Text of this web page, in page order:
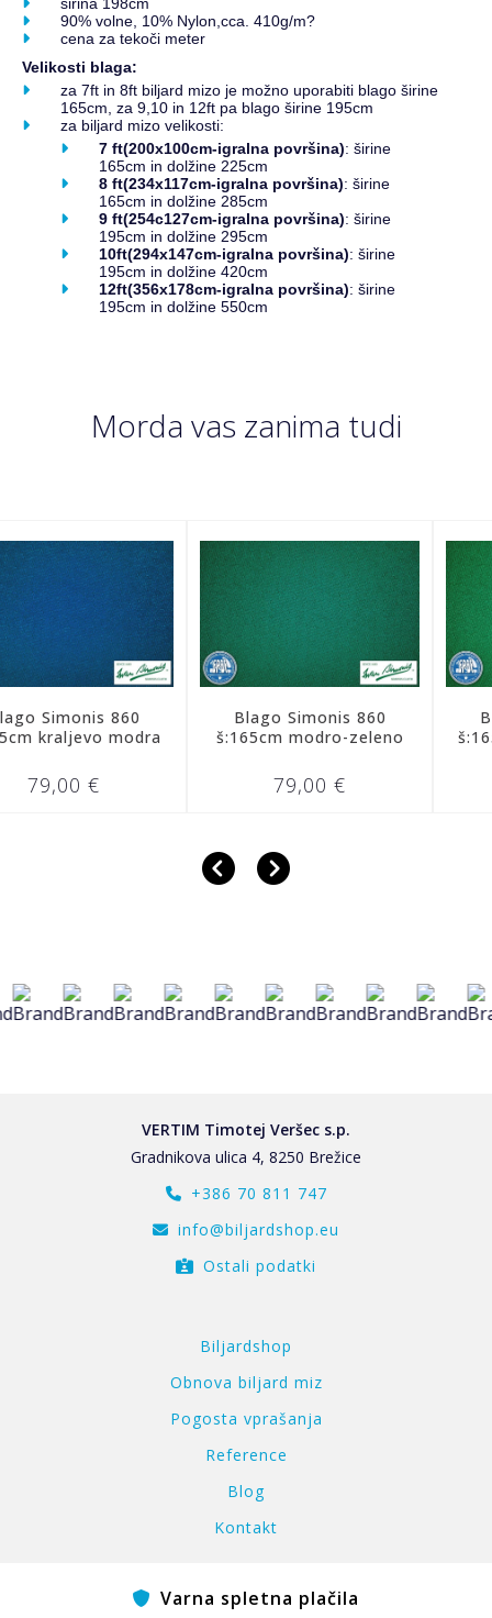
90% volne, 10% Nylon,cca. 410g/m?
cena za tekoči meter
Velikosti blaga:
za 7ft in 8ft biljard mizo je možno uporabiti blago širine
165cm, za 9,10 in 12ft pa blago širine 195cm
za biljard mizo velikosti:
7 ft(200x100cm-igralna površina): širine
165cm in dolžine 225cm
8 ft(234x117cm-igralna površina): širine
165cm in dolžine 285cm
9 ft(254c127cm-igralna površina): širine
195cm in dolžine 295cm
10ft(294x147cm-igralna površina): širine
195cm in dolžine 420cm
12ft(356x178cm-igralna površina): širine
195cm in dolžine 550cm
Morda vas zanima tudi
860
modra
€
Blago Simonis 860
š:165cm modro-zeleno
79,00 €
Blago
š:165cm
VERTIM Timotej Veršec s.p.
Gradnikova ulica 4, 8250 Brežice
+386 70 811 747
info@biljardshop.eu
Ostali podatki
Biljardshop
Obnova biljard miz
Pogosta vprašanja
Reference
Blog
Kontakt
Varna spletna plačila